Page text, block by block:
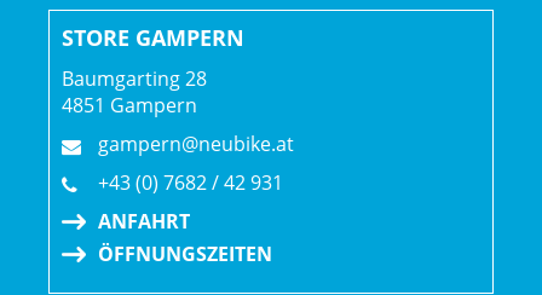
STORE GAMPERN
Baumgarting 28
4851 Gampern
gampern@neubike.at
+43 (0) 7682 / 42 931
ANFAHRT
ÖFFNUNGSZEITEN